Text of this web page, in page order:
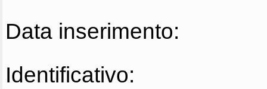
Data inserimento:
Identificativo: